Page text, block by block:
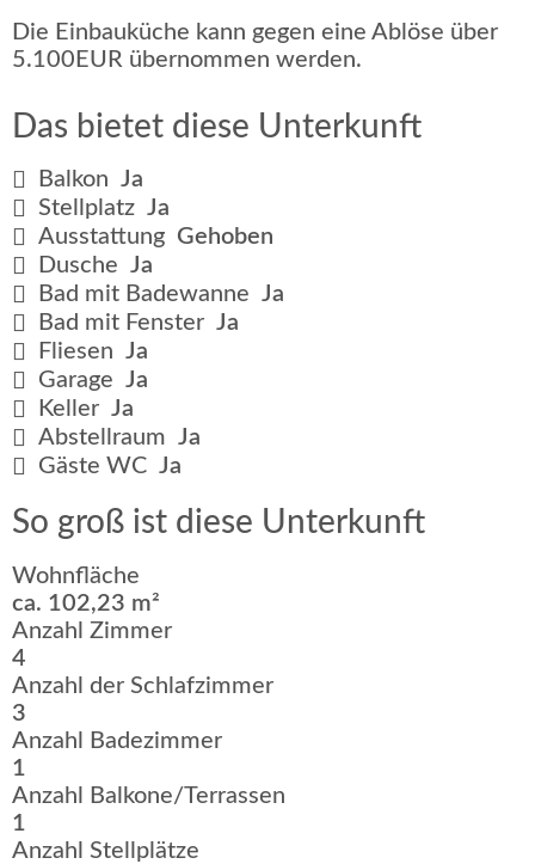
Die Einbauküche kann gegen eine Ablöse über
5.100EUR übernommen werden.
Das bietet diese Unterkunft
Balkon Ja
Stellplatz Ja
Ausstattung Gehoben
Dusche Ja
Bad mit Badewanne Ja
Bad mit Fenster Ja
Fliesen Ja
Garage Ja
Keller Ja
Abstellraum Ja
Gäste WC Ja
So groß ist diese Unterkunft
Wohnfläche
ca. 102,23 m²
Anzahl Zimmer
4
Anzahl der Schlafzimmer
3
Anzahl Badezimmer
1
Anzahl Balkone/Terrassen
1
Anzahl Stellplätze